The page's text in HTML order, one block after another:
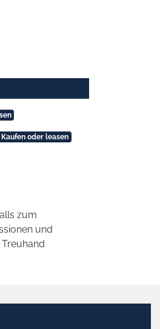
Kaufen oder leasen
zum
und